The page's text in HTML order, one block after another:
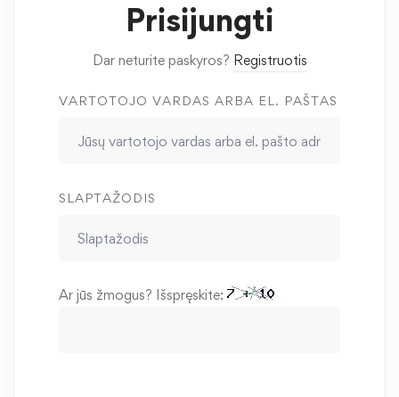
Prisijungti
Dar neturite paskyros? Registruotis
VARTOTOJO VARDAS ARBA EL. PAŠTAS
SLAPTAŽODIS
Ar jūs žmogus? Išspręskite: